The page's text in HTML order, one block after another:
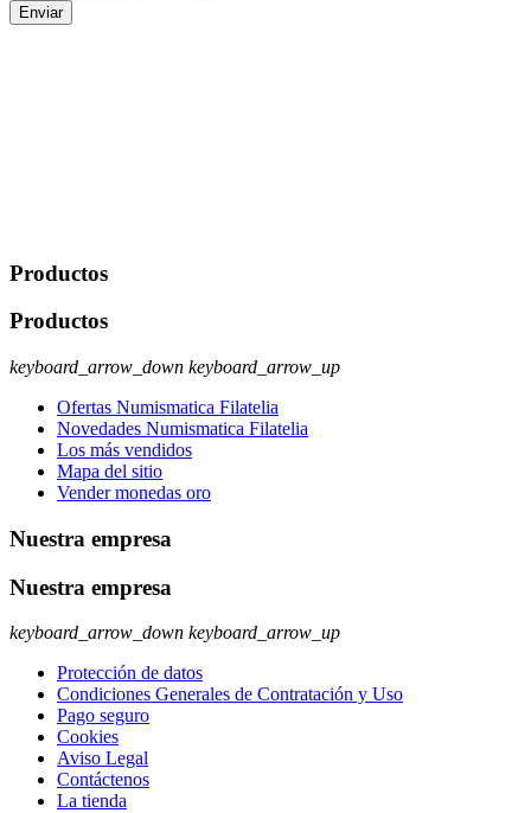
Enviar
Productos
Productos
keyboard_arrow_down keyboard_arrow_up
Ofertas Numismatica Filatelia
Novedades Numismatica Filatelia
Los más vendidos
Mapa del sitio
Vender monedas oro
Nuestra empresa
Nuestra empresa
keyboard_arrow_down keyboard_arrow_up
Protección de datos
Condiciones Generales de Contratación y Uso
Pago seguro
Cookies
Aviso Legal
Contáctenos
La tienda